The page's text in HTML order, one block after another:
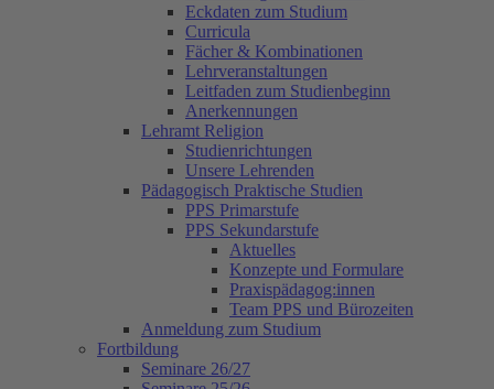
Eckdaten zum Studium
Curricula
Fächer & Kombinationen
Lehrveranstaltungen
Leitfaden zum Studienbeginn
Anerkennungen
Lehramt Religion
Studienrichtungen
Unsere Lehrenden
Pädagogisch Praktische Studien
PPS Primarstufe
PPS Sekundarstufe
Aktuelles
Konzepte und Formulare
Praxispädagog:innen
Team PPS und Bürozeiten
Anmeldung zum Studium
Fortbildung
Seminare 26/27